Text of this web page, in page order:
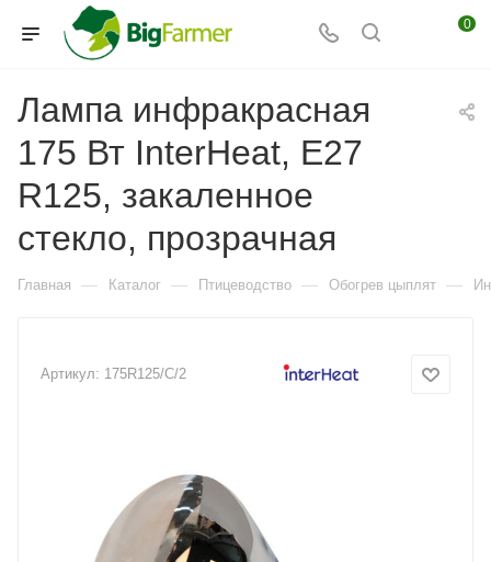
0
Лампа инфракрасная
175 Вт InterHeat, Е27
R125, закаленное
стекло, прозрачная
Главная — Каталог — Птицеводство — Обогрев цыплят —
Артикул: 175R125/C/2